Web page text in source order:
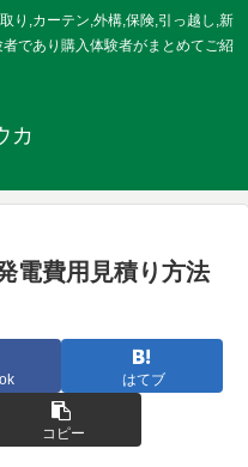
り,カーテン,外構,保険,引っ越し,新
であり購入体験者がまとめてご紹
カ
電費用見積り方法
はてブ
コピー